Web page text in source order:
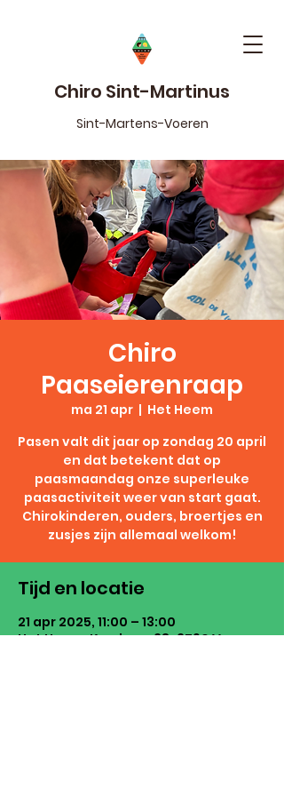
Chiro Sint-Martinus
Sint-Martens-Voeren
Chiro
Paaseierenraap
ma 21 apr
  |
Het Heem
Pasen valt dit jaar op zondag 20 april
en dat betekent dat op
paasmaandag onze superleuke
paasactiviteit weer van start gaat.
Chirokinderen, ouders, broertjes en
zusjes zijn allemaal welkom!
Tijd en locatie
21 apr 2025, 11:00 – 13:00
Het Heem, Komberg 38, 3790 Voeren,